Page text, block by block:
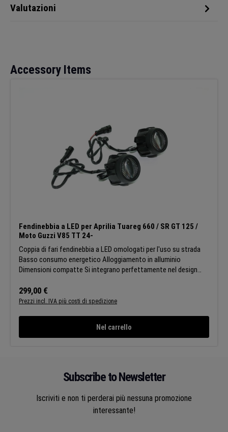
Valutazioni
Salta la galleria dei prodotti
Accessory Items
Fendinebbia a LED per Aprilia Tuareg 660 / SR GT 125 /
Moto Guzzi V85 TT 24-
Coppia di fari fendinebbia a LED omologati per l'uso su strada
Basso consumo energetico Alloggiamento in alluminio
Dimensioni compatte Si integrano perfettamente nel design
durante la guida notturna. Con omologazione stradale
Prezzo normale:
299,00 €
Prezzi incl. IVA più costi di spedizione
Nel carrello
Subscribe to Newsletter
Iscriviti e non ti perderai più nessuna promozione
interessante!